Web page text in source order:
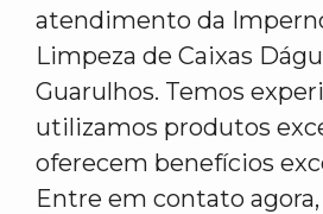
atendimento da
Limpeza de Caixas
Guarulhos. Temos
utilizamos produtos
oferecem benefícios
Entre em contato